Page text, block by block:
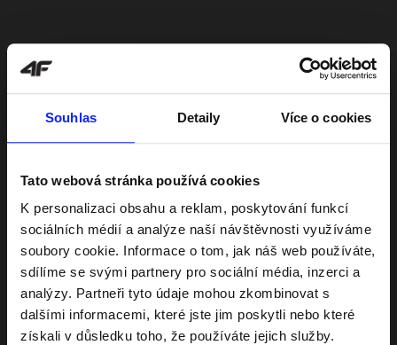
Souhlas Detaily Více o cookies
Tato webová stránka používá cookies
K personalizaci obsahu a reklam, poskytování funkcí
sociálních médií a analýze naší návštěvnosti využíváme
soubory cookie. Informace o tom, jak náš web používáte,
sdílíme se svými partnery pro sociální média, inzerci a
analýzy. Partneři tyto údaje mohou zkombinovat s
dalšími informacemi, které jste jim poskytli nebo které
získali v důsledku toho, že používáte jejich služby.